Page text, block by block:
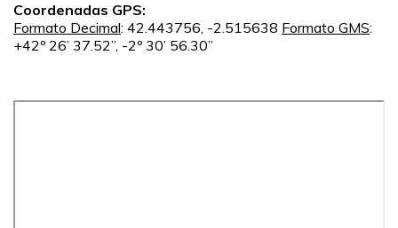
Coordenadas GPS:
Formato Decimal: 42.443756, -2.515638 Formato GMS:
+42º 26’ 37.52”, -2º 30’ 56.30”